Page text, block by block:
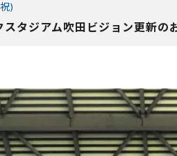
)
スタジアム吹田ビジョン更新の